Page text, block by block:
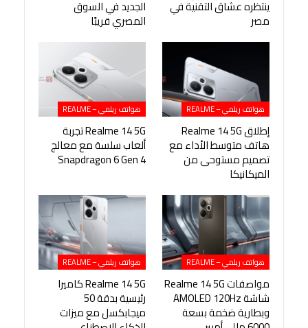
ينتظره عشاق التقنية في
مصر
الجديد في السوق
المصري قريبًا
هواتف ريلمي – REALME
إطلاق Realme 14 5G
هاتف متوسط الأداء مع
تصميم مستوحى من
الميكانيكا
هواتف ريلمي – REALME
Realme 14 5G تجربة
ألعاب سلسة مع معالج
Snapdragon 6 Gen 4
هواتف ريلمي – REALME
مواصفات Realme 14 5G
شاشة AMOLED 120Hz
وبطارية ضخمة بسعة
هواتف ريلمي – REALME
Realme 14 5G كاميرا
رئيسية بدقة 50
ميجابكسل مع ميزات